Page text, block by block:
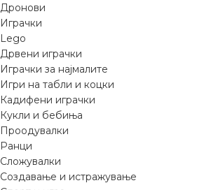
Дронови
Играчки
Lego
Дрвени играчки
Играчки за најмалите
Игри на табли и коцки
Кадифени играчки
Кукли и бебиња
Проодувалки
Ранци
Сложувалки
Создавање и истражување